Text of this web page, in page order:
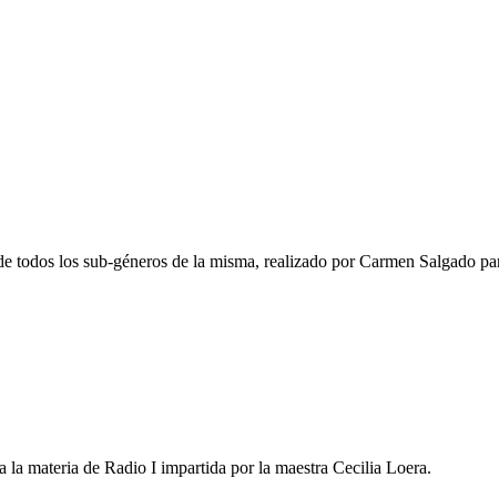
todos los sub-géneros de la misma, realizado por Carmen Salgado
materia de Radio I impartida por la maestra Cecilia Loera.